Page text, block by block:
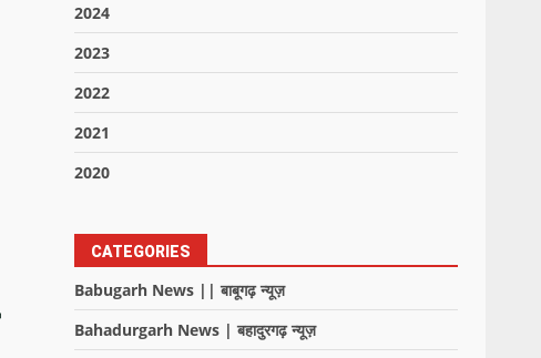
2024
2023
2022
2021
2020
CATEGORIES
Babugarh News || बाबूगढ़ न्यूज़
Bahadurgarh News | बहादुरगढ़ न्यूज़